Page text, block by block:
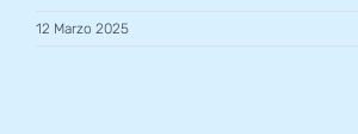
12 Marzo 2025